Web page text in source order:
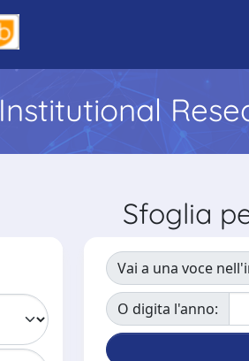
Institutional
Sfoglia
Vai a una voce
O digita l'anno: